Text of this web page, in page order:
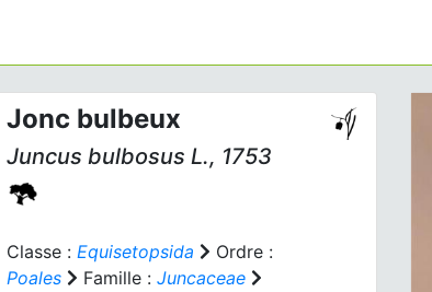
Jonc bulbeux
Juncus bulbosus L., 1753
Classe : Equisetopsida
Ordre :
Poales
Famille : Juncaceae